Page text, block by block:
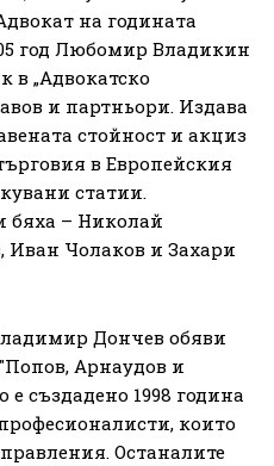
на годината
год Любомир Владикин
в „Адвокатско
и партньори. Издава
стойност и акциз
в Европейския
статии.
бяха – Николай
Иван Чолаков и Захари
Дончев обяви
Арнаудов и
създадено 1998 година
които
Останалите